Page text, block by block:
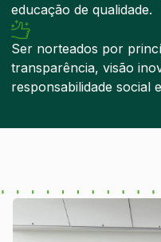
educação de qualidade.
Ser norteados por
transparência, visão
responsabilidade social